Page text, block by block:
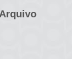
Arquivo